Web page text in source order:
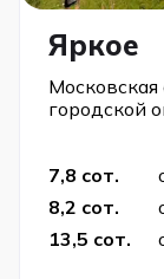
Яркое
городской
7,8 сот.
8,2 сот.
13,5 сот.